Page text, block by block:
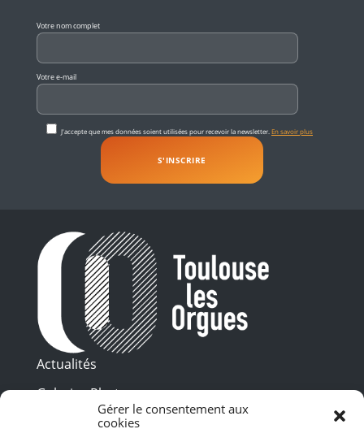
Gérer le consentement aux
cookies
Votre nom complet
Votre e-mail
J'accepte que mes données soient utilisées pour recevoir la newsletter. En savoir plus
Actualités
Galeries Photos
Vidéothèque